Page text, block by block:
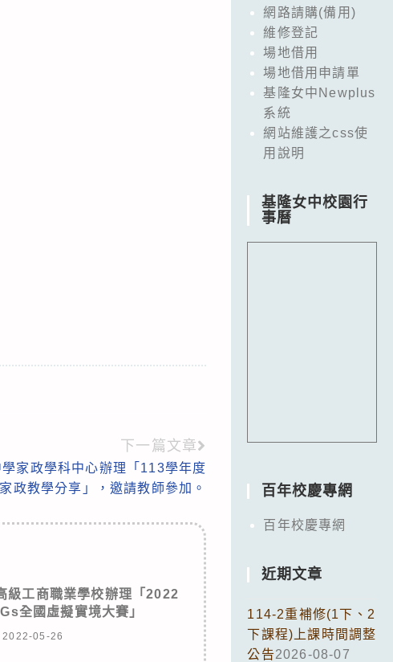
下一篇文章
家政學科中心辦理「113學年度
政教學分享」，邀請教師參加。
級工商職業學校辦理「2022
全國虛擬實境大賽」
2022-05-26
網路請購(備用)
維修登記
場地借用
場地借用申請單
基隆女中Newplus
系統
網站維護之css使
用說明
基隆女中校園行
事曆
百年校慶專網
百年校慶專網
近期文章
114-2重補修(1下、2
下課程)上課時間調整
公告2026-08-07